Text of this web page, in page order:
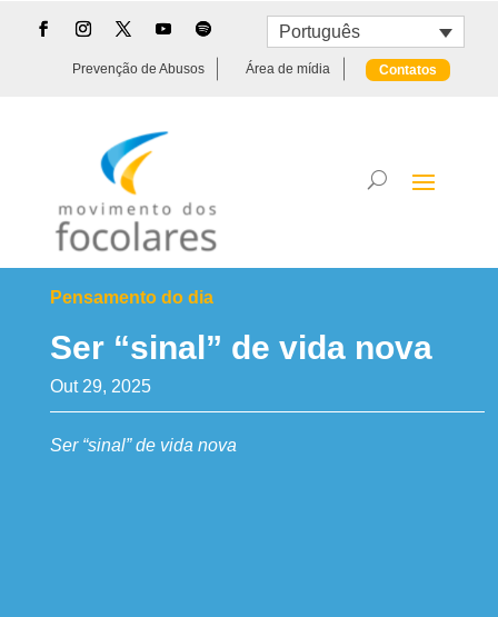
Português
Prevenção de Abusos Área de mídia Contatos
Pensamento do dia
Ser “sinal” de vida nova
Out 29, 2025
Ser “sinal” de vida nova